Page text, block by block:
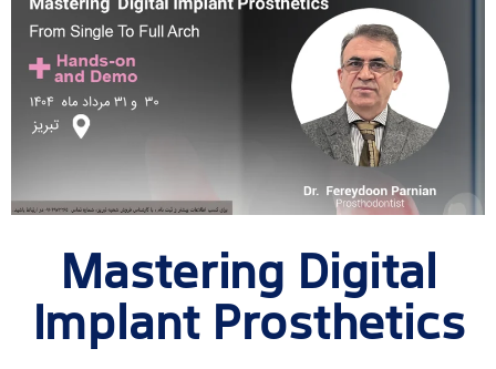
Mastering Digital
Implant Prosthetics